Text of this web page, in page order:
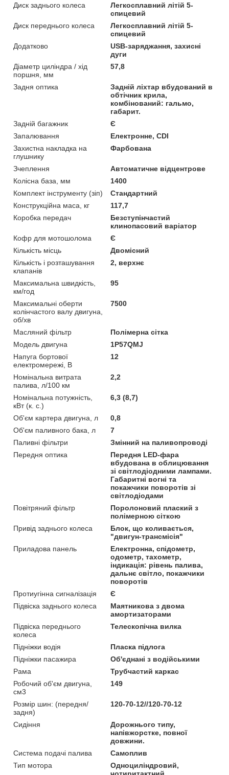
Диск заднього колеса
Легкосплавний літій 5-
спицевий
Диск переднього колеса
Легкосплавний літій 5-
спицевий
Додатково
USB-заряджання, захисні
дуги
Діаметр циліндра / хід
поршня, мм
57,8
Задня оптика
Задній ліхтар вбудований в
обтічник крила,
комбінований: гальмо,
габарит.
Задній багажник
Є
Запалювання
Електронне, CDI
Захистна накладка на
глушнику
Фарбована
Зчеплення
Автоматичне відцентрове
Колісна база, мм
1400
Комплект інструменту (зіп)
Стандартний
Конструкційна маса, кг
117,7
Коробка передач
Безступінчастий
клинопасовий варіатор
Кофр для мотошолома
Є
Кількість місць
Двомісний
Кількість і розташування
клапанів
2, верхнє
Максимальна швидкість,
км/год
95
Максимальні оберти
колінчастого валу двигуна,
об/хв
7500
Масляний фільтр
Полімерна сітка
Модель двигуна
1P57QMJ
Напуга бортової
електромережі, В
12
Номінальна витрата
палива, л/100 км
2,2
Номінальна потужність,
кВт (к. с.)
6,3 (8,7)
Об'єм картера двигуна, л
0,8
Об'єм паливного бака, л
7
Паливні фільтри
Змінний на паливопроводі
Передня оптика
Передня LED-фара
вбудована в облицювання
зі світлодіодними лампами.
Габаритні вогні та
покажчики поворотів зі
світлодіодами
Повітряний фільтр
Поролоновий плаский з
полімерною сіткою
Привід заднього колеса
Блок, що коливається,
"двигун-трансмісія"
Приладова панель
Електронна, спідометр,
одометр, тахометр,
індикація: рівень палива,
дальнє світло, покажчики
поворотів
Протиугінна сигналізація
Є
Підвіска заднього колеса
Маятникова з двома
амортизаторами
Підвіска переднього
колеса
Телескопічна вилка
Підніжки водія
Пласка підлога
Підніжки пасажира
Об'єднані з водійськими
Рама
Трубчастий каркас
Робочий об'єм двигуна,
см3
149
Розмір шин: (передня/
задня)
120-70-12//120-70-12
Сидіння
Дорожнього типу,
напівжорстке, повної
довжини.
Система подачі палива
Самоплив
Тип мотора
Одноциліндровий,
чотиритактний,